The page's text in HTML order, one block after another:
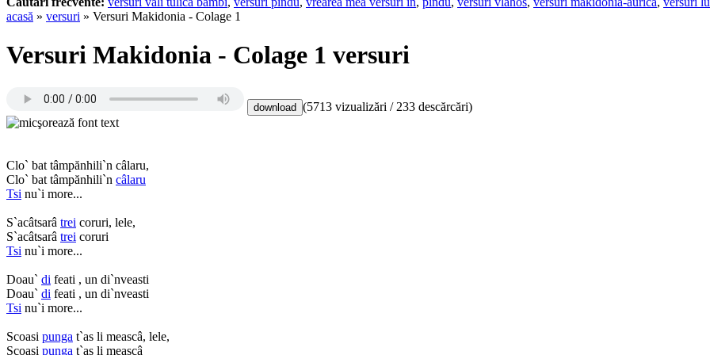
acasă » versuri » Versuri Makidonia - Colage 1
Versuri Makidonia - Colage 1 versuri
(5713 vizualizări / 233 descărcări)
Clo` bat tâmpănhili`n câlaru,
Clo` bat tâmpănhili`n câlaru
Tsi nu`i more...
S`acâtsarâ trei coruri, lele,
S`acâtsarâ trei coruri
Tsi nu`i more...
Doau` di feati , un di`nveasti
Doau` di feati , un di`nveasti
Tsi nu`i more...
Scoasi punga t`as li meascâ, lele,
Scoasi punga t`as li meascâ